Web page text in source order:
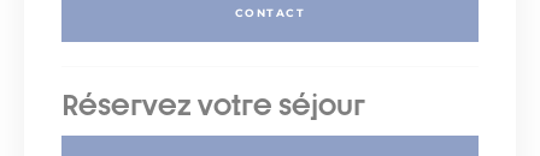
CONTACT
Réservez votre séjour